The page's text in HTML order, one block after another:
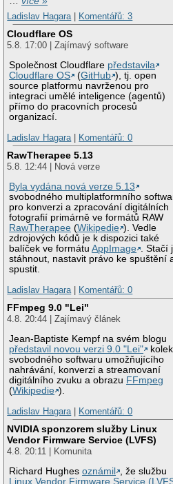
Ladislav Hagara
Komentářů: 3
Cloudflare OS
5.8. 17:00 | Zajímavý software
Společnost Cloudflare představila
Cloudflare OS
(GitHub ), tj. open
source platformu navrženou pro
integraci umělé inteligence (agentů)
přímo do pracovních procesů
organizací.
Ladislav Hagara
Komentářů: 0
RawTherapee 5.13
5.8. 12:44 | Nová verze
Byla vydána nová verze 5.13
svobodného multiplatformního
pro konverzi a zpracování digitálních
fotografií primárně ve formátů RAW
RawTherapee (Wikipedie ). Vedle
zdrojových kódů je k dispozici také
balíček ve formátuAppImage . Stačí
stáhnout, nastavit právo ke spuštění
spustit.
Ladislav Hagara
Komentářů: 0
FFmpeg 9.0 "Lei"
4.8. 20:44 | Zajímavý článek
Jean-Baptiste Kempf na svém blogu
představil novou verzi 9.0 "Lei"
svobodného softwaru umožňujícího
nahrávání, konverzi a streamovaní
digitálního zvuku a obrazu FFmpeg
(Wikipedie ).
Ladislav Hagara
Komentářů: 0
NVIDIA sponzorem služby Linux
Vendor Firmware Service (LVFS)
4.8. 20:11 | Komunita
Richard Hughesoznámil
, že službu
Linux Vendor Firmware Service